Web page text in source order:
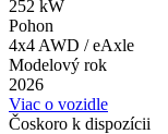
252 kW
Pohon
4x4 AWD / eAxle
Modelový rok
2026
Viac o vozidle
Čoskoro k dispozícii